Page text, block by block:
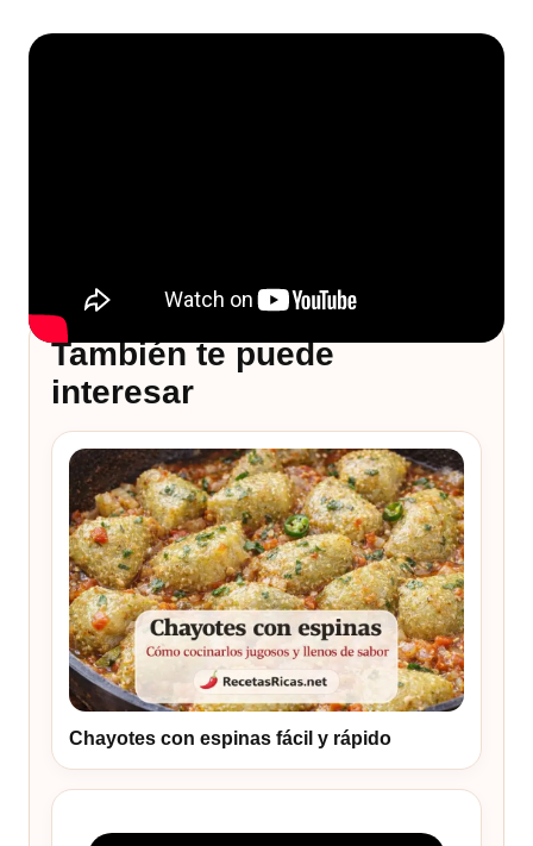
También te puede
interesar
Chayotes con espinas fácil y rápido